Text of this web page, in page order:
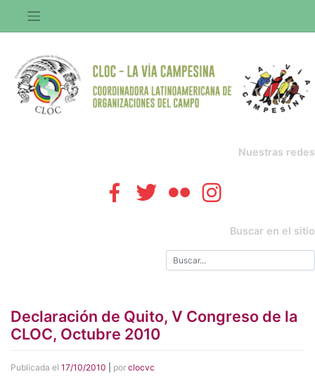
contenido
Nuestras redes
Buscar en el sitio
Declaración de Quito, V Congreso de la
CLOC, Octubre 2010
Publicada el 17/10/2010 por clocvc